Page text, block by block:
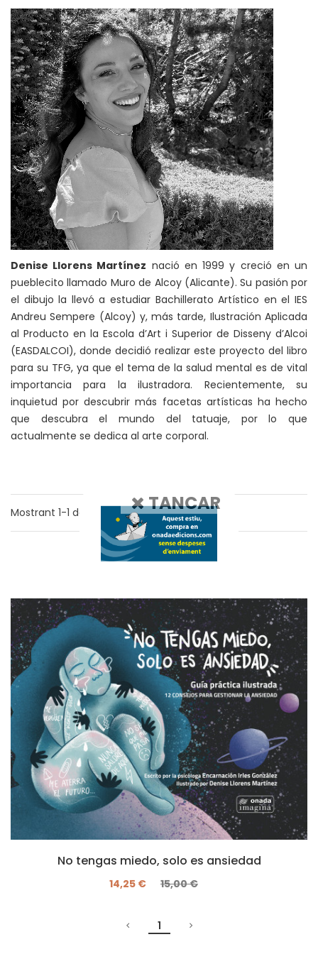
Denise Llorens Martínez nació en 1999 y creció en un
pueblecito llamado Muro de Alcoy (Alicante). Su pasión por
el dibujo la llevó a estudiar Bachillerato Artístico en el IES
Andreu Sempere (Alcoy) y, más tarde, Ilustración Aplicada
al Producto en la Escola d’Art i Superior de Disseny d’Alcoi
(EASDALCOI), donde decidió realizar este proyecto del libro
para su TFG, ya que el tema de la salud mental es de vital
importancia para la ilustradora. Recientemente, su
inquietud por descubrir más facetas artísticas ha hecho
que descubra el mundo del tatuaje, por lo que
actualmente se dedica al arte corporal.
Mostrant 1-1 de resultats
1
No tengas miedo, solo es ansiedad
14,25 € 15,00 €
1
TANCAR